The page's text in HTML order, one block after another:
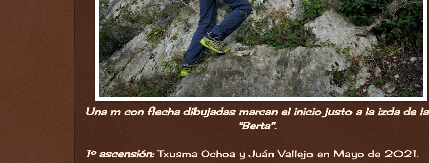
Una m con flecha dibujadas marcan el inicio justo a la izda de la
"Berta".
1º ascensión:Txusma Ochoa y Juán Vallejo en Mayo de 2021.